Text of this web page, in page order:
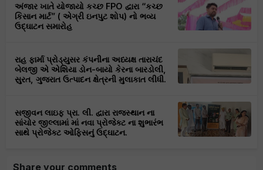
અંજાર ખાતે યોજાયો કચ્છ FPO દ્વારા “કચ્છ
કિસાન માર્ટ” ( એગ્રી ઇનપુટ શોપ) નો ભવ્ય
ઉદ્ઘાટન સમારોહ
રાહ ફાર્મા પ્રોડ્યુસર કંપનીના અધ્યક્ષ તારાચંદ
બેલજી એ એશિયા ડોન-બાયો કેરના બારડોલી,
સુરત, ગુજરાત ઉત્પાદન ક્ષેત્રની મુલાકાત લીધી.
સજીવન લાઇફ પ્રા. લી. દ્વારા રાજસ્થાન ના
સાંચોર જીલ્લામાં માં નવા પ્રોજેક્ટ ના શુભારંભ
સાથે પ્રોજેક્ટ ઓફિસનું ઉદ્ઘાટન.
Share your comments